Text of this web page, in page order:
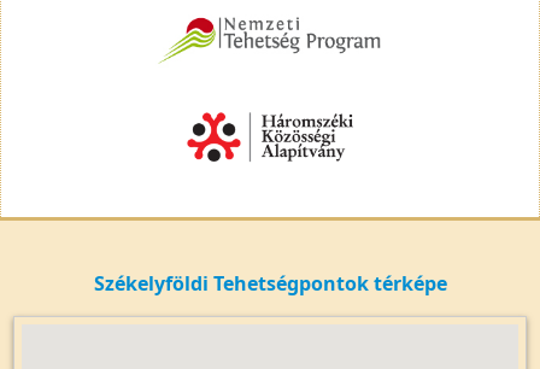
Székelyföldi Tehetségpontok térképe